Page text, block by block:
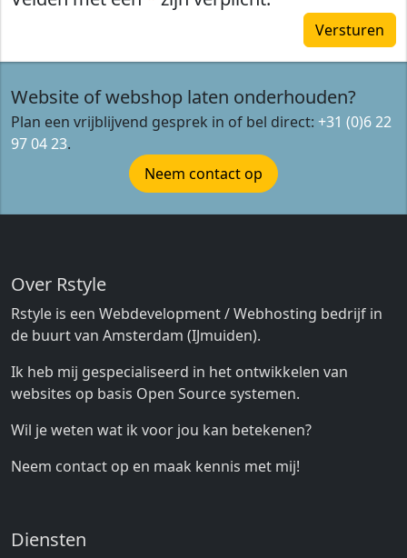
Website of webshop laten onderhouden?
Plan een vrijblijvend gesprek in of bel direct: +31 (0)6 22
97 04 23.
Neem contact op
Over Rstyle
Rstyle is een Webdevelopment / Webhosting bedrijf in
de buurt van Amsterdam (IJmuiden).
Ik heb mij gespecialiseerd in het ontwikkelen van
websites op basis Open Source systemen.
Wil je weten wat ik voor jou kan betekenen?
Neem contact op en maak kennis met mij!
Diensten